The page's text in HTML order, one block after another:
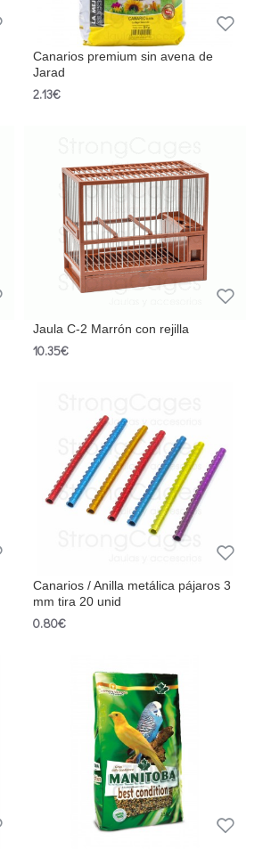
Canarios premium sin avena de
Jarad
2.13€
Jaula C-2 Marrón con rejilla
10.35€
Canarios / Anilla metálica pájaros 3
mm tira 20 unid
0.80€